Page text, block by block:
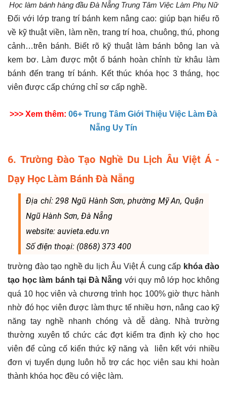
Học làm bánh hàng đầu Đà Nẵng Trung Tâm Việc Làm Phụ Nữ
Đối với lớp trang trí bánh kem nâng cao: giúp bạn hiểu rõ
về kỹ thuật viền, làm nền, trang trí hoa, chuông, thú, phong
cảnh…trên bánh. Biết rõ kỹ thuật làm bánh bông lan và
kem bơ. Làm được một ổ bánh hoàn chỉnh từ khâu làm
bánh đến trang trí bánh. Kết thúc khóa học 3 tháng, học
viên được cấp chứng chỉ sơ cấp nghề.
>>> Xem thêm: 06+ Trung Tâm Giới Thiệu Việc Làm Đà
Nẵng Uy Tín
6. Trường Đào Tạo Nghề Du Lịch Âu Việt Á -
Dạy Học Làm Bánh Đà Nẵng
Địa chỉ: 298 Ngũ Hành Sơn, phường Mỹ An, Quận
Ngũ Hành Sơn, Đà Nẵng
website: auvieta.edu.vn
Số điện thoại: (0868) 373 400
trường đào tạo nghề du lịch Âu Việt Á cung cấp khóa đào
tạo học làm bánh tại Đà Nẵng với quy mô lớp học không
quá 10 học viên và chương trình học 100% giờ thực hành
nhờ đó học viên được làm thực tế nhiều hơn, nâng cao kỹ
năng tay nghề nhanh chóng và dễ dàng. Nhà trường
thường xuyên tổ chức các đợt kiểm tra định kỳ cho học
viên để củng cố kiến thức kỹ năng và liên kết với nhiều
đơn vị tuyển dụng luôn hỗ trợ các học viên sau khi hoàn
thành khóa học đều có việc làm.